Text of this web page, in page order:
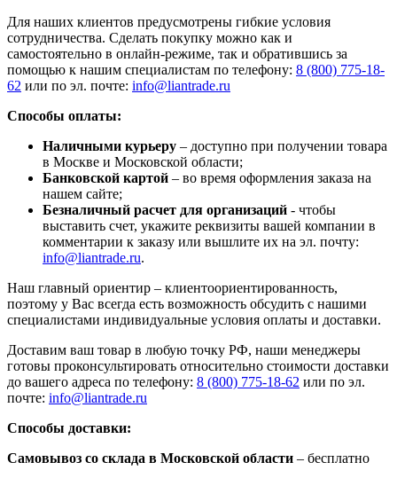
Для наших клиентов предусмотрены гибкие условия
сотрудничества. Сделать покупку можно как и
самостоятельно в онлайн-режиме, так и обратившись за
помощью к нашим специалистам по телефону: 8 (800) 775-18-
62 или по эл. почте: info@liantrade.ru
Способы оплаты:
Наличными курьеру – доступно при получении товара
в Москве и Московской области;
Банковской картой – во время оформления заказа на
нашем сайте;
Безналичный расчет для организаций - чтобы
выставить счет, укажите реквизиты вашей компании в
комментарии к заказу или вышлите их на эл. почту:
info@liantrade.ru.
Наш главный ориентир – клиентоориентированность,
поэтому у Вас всегда есть возможность обсудить с нашими
специалистами индивидуальные условия оплаты и доставки.
Доставим ваш товар в любую точку РФ, наши менеджеры
готовы проконсультировать относительно стоимости доставки
до вашего адреса по телефону: 8 (800) 775-18-62 или по эл.
почте: info@liantrade.ru
Способы доставки:
Самовывоз со склада в Московской области – бесплатно